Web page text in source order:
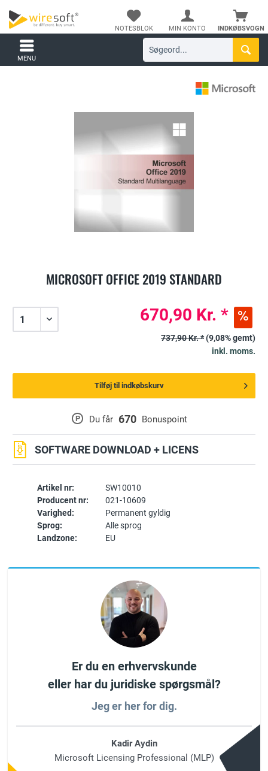
INDKØBSVOGN
NOTESBLOK MIN KONTO
MENU
MICROSOFT OFFICE 2019 STANDARD
Artikel nr:
SW10010
Producent nr:
021-10609
Varighed:
Permanent gyldig
Sprog:
Alle sprog
Landzone:
EU
P Du får 670 Bonuspoint
SOFTWARE DOWNLOAD + LICENS
670,90 Kr. *
737,90 Kr. *(9,08% gemt)
inkl. moms.
Tilføj til indkøbskurv
Er du en erhvervskunde
eller har du juridiske spørgsmål?
Jeg er her for dig.
Kadir Aydin
Microsoft Licensing Professional (MLP)